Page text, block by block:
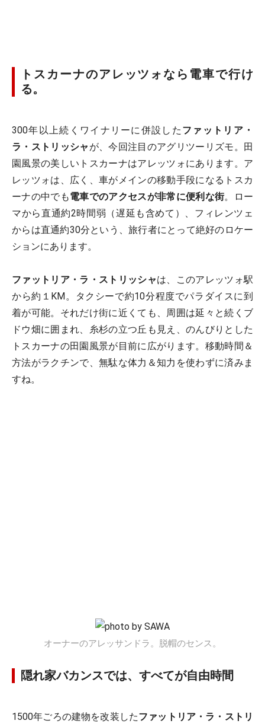
トスカーナのアレッツォなら電車で行け
る。
300年以上続くワイナリーに併設した ファットリア・
ラ・ストリッシャ が、今回注目のアグリツーリズモ。田
園風景の美しいトスカーナはアレッツォにあります。ア
レッツォは、広く、車がメインの移動手段になるトスカ
ーナの中でも電車でのアクセスが非常に便利な街。ロー
マから直通約2時間弱（遅延も含めて）、フィレンツェ
からは直通約30分という、旅行者にとって絶好のロケー
ションにあります。
ファットリア・ラ・ストリッシャは、このアレッツォ駅
から約１KM。タクシーで約10分程度でパラダイスに到
着が可能。それだけ街に近くても、周囲は延々と続くブ
ドウ畑に囲まれ、糸杉の立つ丘も見え、のんびりとした
トスカーナの田園風景が目前に広がります。移動時間＆
方法がラクチンで、無駄な体力＆知力を使わずに済みま
すね。
オーナーのアレッサンドラ。脱帽のセンス。
隠れ家バカンスでは、すべてが自由時間
1500年ごろの建物を改装したファットリア・ラ・ストリ